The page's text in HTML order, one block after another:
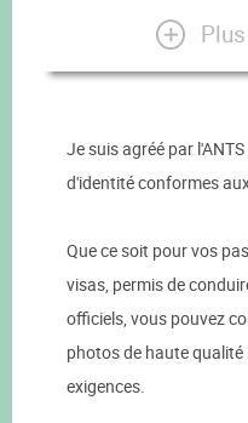
Je suis agréé par
d'identité conformes
Que ce soit pour vos
visas, permis de
officiels, vous pouvez
photos de haute
exigences.